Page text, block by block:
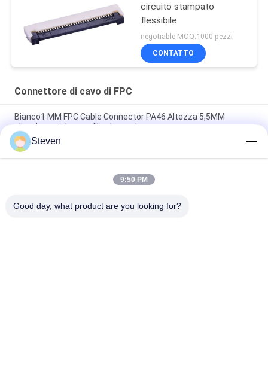
circuito stampato
flessibile
negotiable MOQ:1000 pezzi
CONTATTO
Connettore di cavo di FPC
Bianco1 MM FPC Cable Connector PA46 Altezza 5,5MM
elevata resistenza all'isolamento
Collegatore FFC FPC verticale flessibile, Fosforo Bronzo 0,5
mm FPC
1.0 mm Altura del connettore del cavo FPC orizzontale 2.17
Steven
9:50 PM
Good day, what product are you looking for?